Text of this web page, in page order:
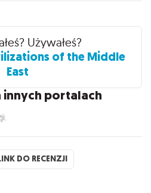
Używałeś?
of the Middle
East
innych portalach
DO RECENZJI